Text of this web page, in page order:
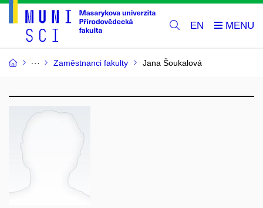
EN
Zaměstnanci fakulty Jana Šoukalová